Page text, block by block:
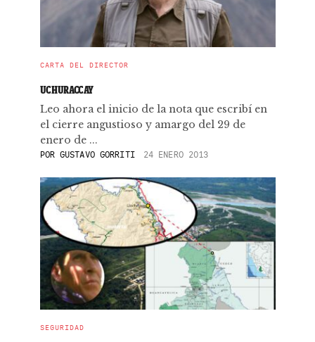
CARTA DEL DIRECTOR
UCHURACCAY
Leo ahora el inicio de la nota que escribí en
el cierre angustioso y amargo del 29 de
enero de ...
POR GUSTAVO GORRITI 24 ENERO 2013
SEGURIDAD